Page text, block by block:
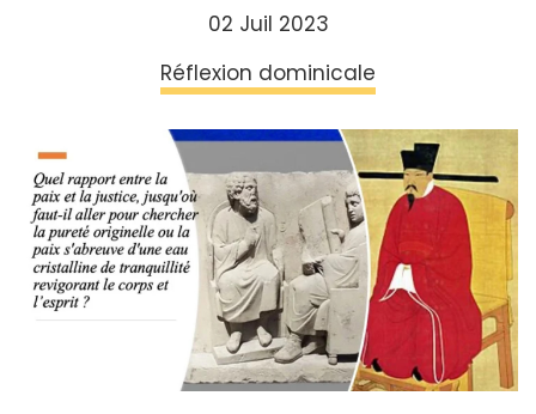
02 Juil 2023
Réflexion dominicale